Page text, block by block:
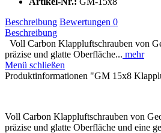
Beschreibung Bewertungen 0
Beschreibung
Voll Carbon Klappluftschrauben von
präzise und glatte Oberfläche... mehr
Menü schließen
Produktinformationen "GM 15x8
Voll Carbon Klappluftschrauben von
präzise und glatte Oberfläche und eine